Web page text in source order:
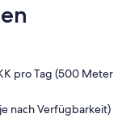
pro Tag (500 Meter
nach Verfügbarkeit)